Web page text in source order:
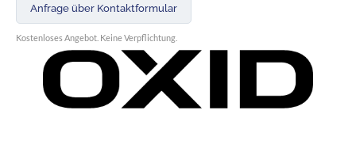
Anfrage über Kontaktformular
Kostenloses Angebot. Keine Verpflichtung.